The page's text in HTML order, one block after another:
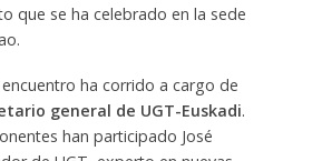
que se ha celebrado en la sede
ha corrido a cargo de
general de UGT-Euskadi.
han participado José